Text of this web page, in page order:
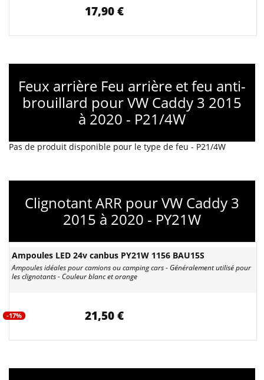
17,90 €
Feux arrière Feu arrière et feu anti-
brouillard pour VW Caddy 3 2015
à 2020 - P21/4W
Pas de produit disponible pour le type de feu - P21/4W
Clignotant ARR pour VW Caddy 3
2015 à 2020 - PY21W
Ampoules LED 24v canbus PY21W 1156 BAU15S
Ampoules idéales pour camions ou camping cars - Généralement utilisé pour
les clignotants - Couleur blanc et orange
-17% 21,50 €